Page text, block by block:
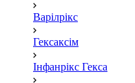
Варілрікс
Гексаксім
Інфанрікс Гекса